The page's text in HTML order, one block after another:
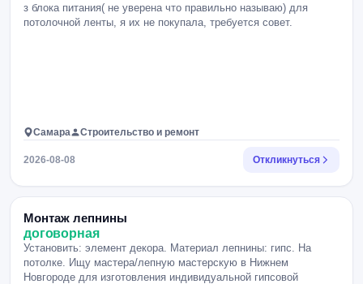
з блока питания( не уверена что правильно называю) для
потолочной ленты, я их не покупала, требуется совет.
Самара Строительство и ремонт
2026-08-08 Откликнуться
Монтаж лепнины
договорная
Установить: элемент декора. Материал лепнины: гипс. На
потолке. Ищу мастера/лепную мастерскую в Нижнем
Новгороде для изготовления индивидуальной гипсовой